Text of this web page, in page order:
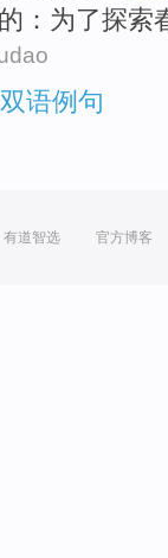
： 为了探索
语例句
有道智选 官方博客